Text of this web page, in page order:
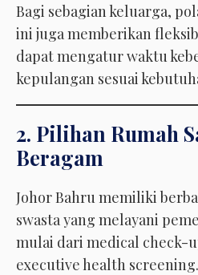
Bagi sebagian keluarga,
ini juga memberikan
dapat mengatur waktu
kepulangan sesuai
2. Pilihan Rumah
Beragam
Johor Bahru memiliki
swasta yang melayani
mulai dari medical check-
executive health screening.